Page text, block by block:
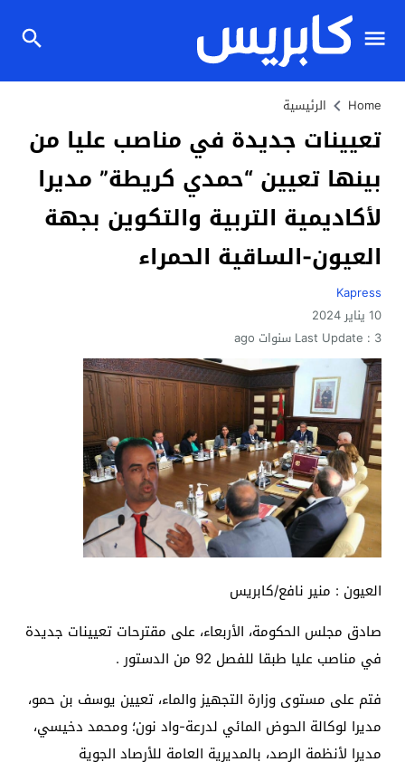
Home الرئيسية
تعيينات جديدة في مناصب عليا من
بينها تعيين “حمدي كريطة” مديرا
لأكاديمية التربية والتكوين بجهة
العيون-الساقية الحمراء
Kapress
10 يناير 2024
Last Update : 3 سنوات ago
العيون : منير نافع/كابريس
صادق مجلس الحكومة، الأربعاء، على مقترحات تعيينات جديدة
في مناصب عليا طبقا للفصل 92 من الدستور .
فتم على مستوى وزارة التجهيز والماء، تعيين يوسف بن حمو،
مديرا لوكالة الحوض المائي لدرعة-واد نون؛ ومحمد دخيسي،
مديرا لأنظمة الرصد، بالمديرية العامة للأرصاد الجوية